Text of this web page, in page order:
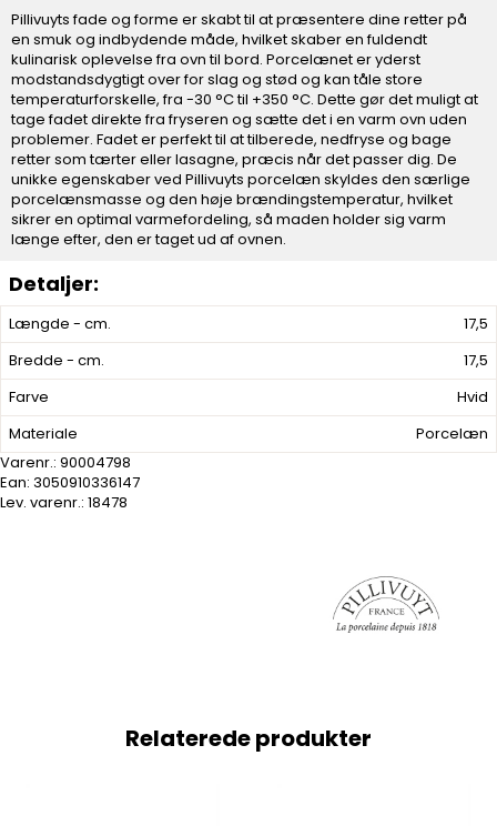
Længde - cm.
17,5
Bredde - cm.
17,5
Farve
Hvid
Materiale
Porcelæn
Varenr.: 90004798
Ean: 3050910336147
Lev. varenr.: 18478
Pillivuyts fade og forme er skabt til at præsentere dine retter på
en smuk og indbydende måde, hvilket skaber en fuldendt
kulinarisk oplevelse fra ovn til bord. Porcelænet er yderst
modstandsdygtigt over for slag og stød og kan tåle store
temperaturforskelle, fra -30 °C til +350 °C. Dette gør det muligt at
tage fadet direkte fra fryseren og sætte det i en varm ovn uden
problemer. Fadet er perfekt til at tilberede, nedfryse og bage
retter som tærter eller lasagne, præcis når det passer dig. De
unikke egenskaber ved Pillivuyts porcelæn skyldes den særlige
porcelænsmasse og den høje brændingstemperatur, hvilket
sikrer en optimal varmefordeling, så maden holder sig varm
længe efter, den er taget ud af ovnen.
Relaterede produkter